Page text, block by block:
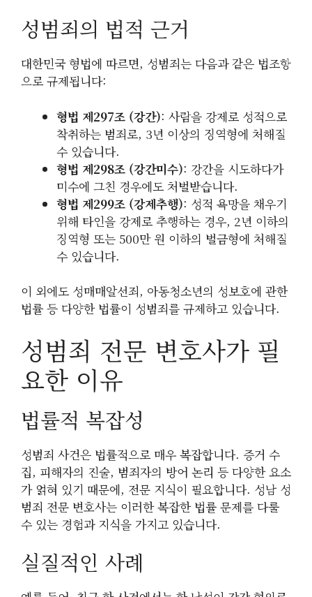
성범죄의 법적 근거
대한민국 형법에 따르면, 성범죄는 다음과 같은 법조항
으로 규제됩니다:
형법 제297조 (강간): 사람을 강제로 성적으로
착취하는 범죄로, 3년 이상의 징역형에 처해질
수 있습니다.
형법 제298조 (강간미수): 강간을 시도하다가
미수에 그친 경우에도 처벌받습니다.
형법 제299조 (강제추행): 성적 욕망을 채우기
위해 타인을 강제로 추행하는 경우, 2년 이하의
징역형 또는 500만 원 이하의 벌금형에 처해질
수 있습니다.
이 외에도 성매매알선죄, 아동청소년의 성보호에 관한
법률 등 다양한 법률이 성범죄를 규제하고 있습니다.
성범죄 전문 변호사가 필
요한 이유
법률적 복잡성
성범죄 사건은 법률적으로 매우 복잡합니다. 증거 수
집, 피해자의 진술, 범죄자의 방어 논리 등 다양한 요소
가 얽혀 있기 때문에, 전문 지식이 필요합니다. 성남 성
범죄 전문 변호사는 이러한 복잡한 법률 문제를 다룰
수 있는 경험과 지식을 가지고 있습니다.
실질적인 사례